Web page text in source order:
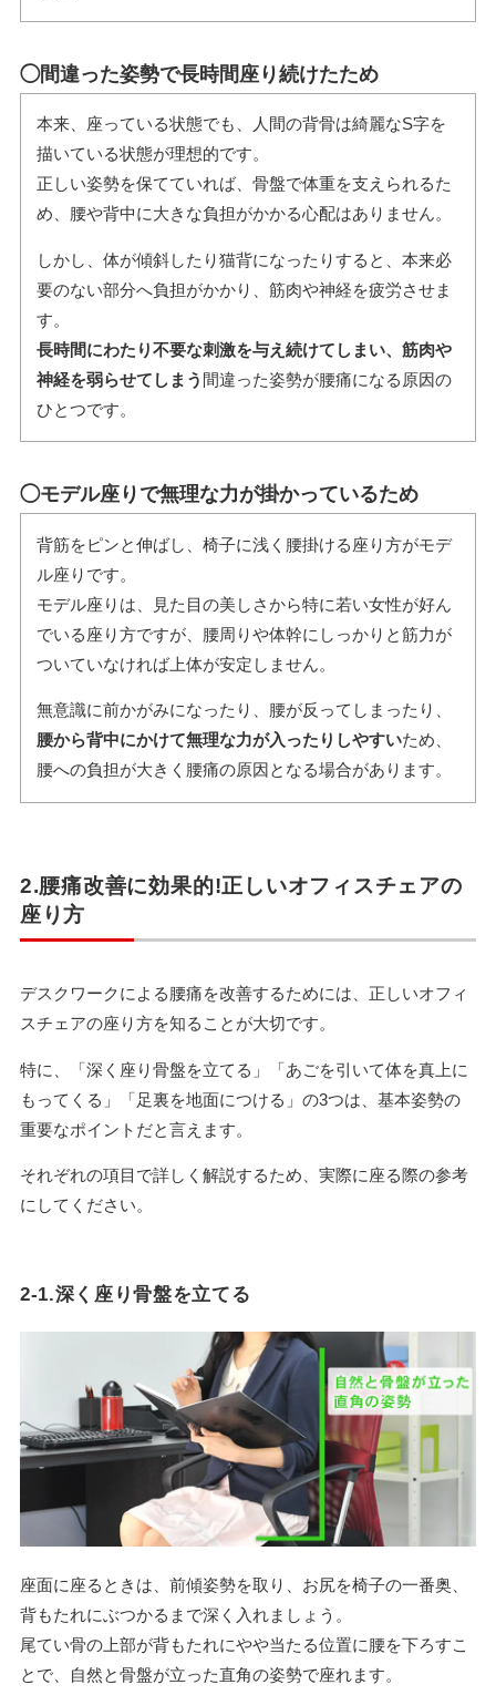
◯間違った姿勢で長時間座り続けたため
本来、座っている状態でも、人間の背骨は綺麗なS字を
描いている状態が理想的です。
正しい姿勢を保てていれば、骨盤で体重を支えられるた
め、腰や背中に大きな負担がかかる心配はありません。
しかし、体が傾斜したり猫背になったりすると、本来必
要のない部分へ負担がかかり、筋肉や神経を疲労させま
す。
長時間にわたり不要な刺激を与え続けてしまい、筋肉や
神経を弱らせてしまう 間違った姿勢が腰痛になる原因の
ひとつです。
◯モデル座りで無理な力が掛かっているため
背筋をピンと伸ばし、椅子に浅く腰掛ける座り方がモデ
ル座りです。
モデル座りは、見た目の美しさから特に若い女性が好ん
でいる座り方ですが、腰周りや体幹にしっかりと筋力が
ついていなければ上体が安定しません。
無意識に前かがみになったり、腰が反ってしまったり、
腰から背中にかけて無理な力が入ったりしやすいため、
腰への負担が大きく腰痛の原因となる場合があります。
2.腰痛改善に効果的!正しいオフィスチェアの
座り方
デスクワークによる腰痛を改善するためには、正しいオフィ
スチェアの座り方を知ることが大切です。
特に、「深く座り骨盤を立てる」「あごを引いて体を真上に
もってくる」「足裏を地面につける」の3つは、基本姿勢の
重要なポイントだと言えます。
それぞれの項目で詳しく解説するため、実際に座る際の参考
にしてください。
2-1.深く座り骨盤を立てる
座面に座るときは、前傾姿勢を取り、お尻を椅子の一番奥、
背もたれにぶつかるまで深く入れましょう。
尾てい骨の上部が背もたれにやや当たる位置に腰を下ろすこ
とで、自然と骨盤が立った直角の姿勢で座れます。